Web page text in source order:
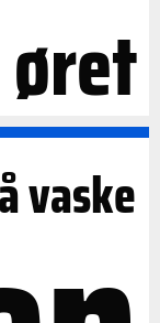
vaske